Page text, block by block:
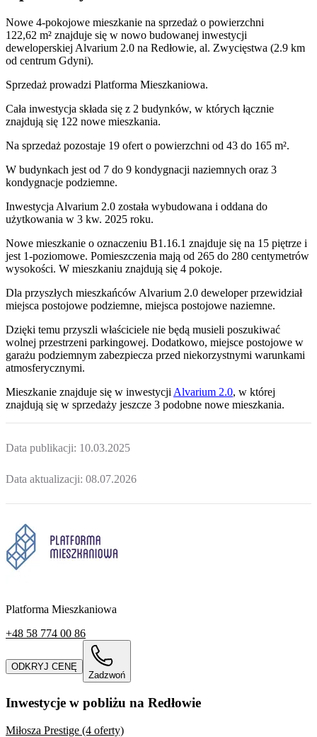
Nowe 4-pokojowe mieszkanie na sprzedaż o powierzchni
122,62 m² znajduje się w nowo budowanej inwestycji
deweloperskiej Alvarium 2.0 na Redłowie, al. Zwycięstwa (2.9 km
od centrum Gdyni).
Sprzedaż prowadzi Platforma Mieszkaniowa.
Cała inwestycja składa się z 2 budynków, w których łącznie
znajdują się 122 nowe mieszkania.
Na sprzedaż pozostaje 19 ofert o powierzchni od 43 do 165 m².
W budynkach jest od 7 do 9 kondygnacji naziemnych oraz 3
kondygnacje podziemne.
Inwestycja Alvarium 2.0 została wybudowana i oddana do
użytkowania w 3 kw. 2025 roku.
Nowe mieszkanie o oznaczeniu B1.16.1 znajduje się na 15 piętrze i
jest 1-poziomowe. Pomieszczenia mają od 265 do 280 centymetrów
wysokości. W mieszkaniu znajdują się 4 pokoje.
Dla przyszłych mieszkańców Alvarium 2.0 deweloper przewidział
miejsca postojowe podziemne, miejsca postojowe naziemne.
Dzięki temu przyszli właściciele nie będą musieli poszukiwać
wolnej przestrzeni parkingowej. Dodatkowo, miejsce postojowe w
garażu podziemnym zabezpiecza przed niekorzystnymi warunkami
atmosferycznymi.
Mieszkanie znajduje się w inwestycji Alvarium 2.0, w której
znajdują się w sprzedaży jeszcze 3 podobne nowe mieszkania.
Data publikacji: 10.03.2025
Data aktualizacji: 08.07.2026
Platforma Mieszkaniowa
+48 58 774 00 86
ODKRYJ CENĘ
Zadzwoń
Inwestycje w pobliżu na Redłowie
Miłosza Prestige (4 oferty)